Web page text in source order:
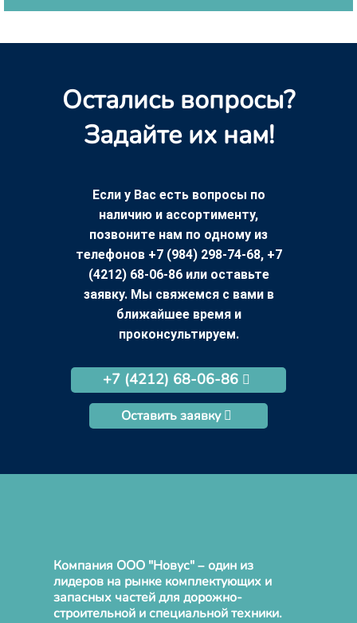
Остались вопросы?
Задайте их нам!
Если у Вас есть вопросы по
наличию и ассортименту,
позвоните нам по одному из
телефонов +7 (984) 298-74-68, +7
(4212) 68-06-86 или оставьте
заявку. Мы свяжемся с вами в
ближайшее время и
проконсультируем.
+7 (4212) 68-06-86
Оставить заявку
Компания ООО "Новус" – один из
лидеров на рынке комплектующих и
запасных частей для дорожно-
строительной и специальной техники.